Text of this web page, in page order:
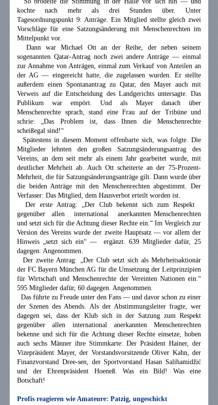
kochte nach mehr als drei Stunden über. Unter
Tagesordnungspunkt 9: Anträge. Ein Mitglied stellte gleich zwei
Vorschläge für eine Satzungsänderung mit Menschenrechten im
Mittelpunkt vor.
Dann war Michael Ott an der Reihe, der neben seinem
sogenannten Qatar-Antrag noch zwei andere Anträge — einmal
zur Annahme von Anträgen, einmal zum Verkauf von Anteilen an
der AG — eingereicht hatte, die zugelassen wurden. Er stellte
außerdem einen Spontanantrag zu Qatar, den Mayer auch mit
Verweis auf die Entscheidung des Landgerichts untersagte. Das
Publikum war empört. Und als Mayer danach über
Menschenrechte sprach, stand eine Frau auf der Tribüne und
schrie: „Das Problem ist, dass Ihnen die Menschenrechte
scheißegal sind!“
Spätestens in diesem Moment offenbarte sich, was folgte. Die
Mitglieder lehnten den großen Satzungsänderungsantrag des
Vereins, an dem seit mehr als einem Jahr gearbeitet wurde, mit
deutlicher Mehrheit ab. Auch Ott scheiterte an der 75-Prozent-
Mehrheit, die für Satzungsänderungsanträge gilt. Dann wurde über
die beiden Anträge mit den Menschenrechten abgestimmt. Der
Verfasser: Das Mitglied, dem Hausverbot erteilt worden ist.
Der erste Antrag: „Der Club bekennt sich zum Respekt
gegenüber allen international anerkannten Menschenrechten
und setzt sich für die Achtung dieser Rechte ein.“ Im Vergleich zur
Version des Vereins wurde der zweite Hauptsatz — vor allem der
Hinweis „setzt sich ein“ — ergänzt. 639 Mitglieder dafür, 25
dagegen. Angenommen.
Der zweite Antrag: „Der Club setzt sich als Mehrheitsaktionär
der FC Bayern München AG für die Umsetzung der Leitprinzipien
für Wirtschaft und Menschenrechte der Vereinten Nationen ein.“
595 Mitglieder dafür, 60 dagegen. Angenommen.
Das führte zu Freude unter den Fans — und davor schon zu einer
der Szenen des Abends. Als der Abstimmungsleiter fragte, wer
dagegen sei, dass der Klub sich in der Satzung zum Respekt
gegenüber allen international anerkannten Menschenrechten
bekenne und sich für die Achtung dieser Rechte einsetze, hoben
auch sechs Männer ihre Stimmkarte: Der Präsident Hainer, der
Vizepräsident Mayer, der Vorstandsvorsitzende Oliver Kahn, der
Finanzvorstand Dree-sen, der Sportvorstand Hasan Salihamidžić
und der Ehrenpräsident Hoeneß. Was ein Bild! Was eine
Botschaft!
Profis reagieren wie Amateure: Patzig, ungeschickt